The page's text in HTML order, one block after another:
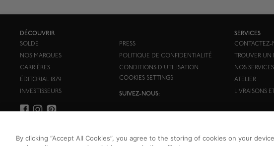
DÉCOUVRIR
SOLDE
NOS MARQUES
CARRIÈRES
ÉDITORIAL 1879
INVESTISSEURS
PRESS
POLITIQUE DE CONFIDENTIALITÉ
CONDITIONS D'UTILISATION
COOKIES SETTINGS
SUIVEZ-NOUS:
SERVICES
CONTACTEZ-
TROUVER UN
NOS SERVICES
ATELIER
LIVRAISONS
By clicking “Accept All Cookies”, you agree to the storing of cookies on your